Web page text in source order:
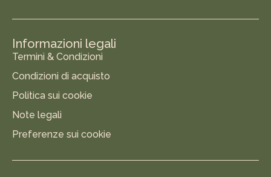
Informazioni legali
Termini & Condizioni
Condizioni di acquisto
Politica sui cookie
Note legali
Preferenze sui cookie